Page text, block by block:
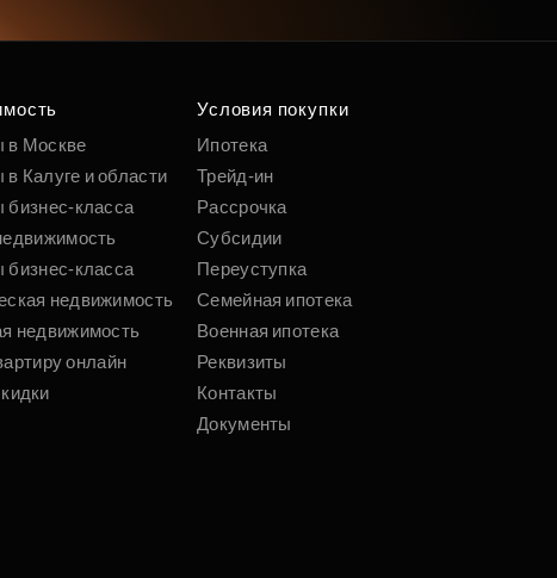
в Москве
в Калуге и области
бизнес-класса
бизнес-класса
недвижимость
недвижимость
онлайн
Условия покупки
Ипотека
Трейд-ин
Рассрочка
Субсидии
Переуступка
Семейная ипотека
Военная ипотека
Реквизиты
Контакты
Документы